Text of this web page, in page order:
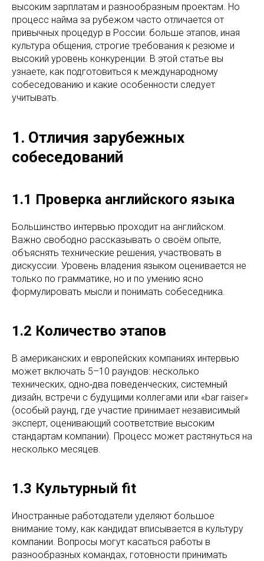
высоким зарплатам и разнообразным проектам. Но
процесс найма за рубежом часто отличается от
привычных процедур в России: больше этапов, иная
культура общения, строгие требования к резюме и
высокий уровень конкуренции. В этой статье вы
узнаете, как подготовиться к международному
собеседованию и какие особенности следует
учитывать.
1. Отличия зарубежных
собеседований
1.1 Проверка английского языка
Большинство интервью проходит на английском.
Важно свободно рассказывать о своём опыте,
объяснять технические решения, участвовать в
дискуссии. Уровень владения языком оценивается не
только по грамматике, но и по умению ясно
формулировать мысли и понимать собеседника.
1.2 Количество этапов
В американских и европейских компаниях интервью
может включать 5–10 раундов: несколько
технических, одно‑два поведенческих, системный
дизайн, встречи с будущими коллегами или «bar raiser»
(особый раунд, где участие принимает независимый
эксперт, оценивающий соответствие высоким
стандартам компании). Процесс может растянуться на
несколько месяцев.
1.3 Культурный fit
Иностранные работодатели уделяют большое
внимание тому, как кандидат вписывается в культуру
компании. Вопросы могут касаться работы в
разнообразных командах, готовности принимать